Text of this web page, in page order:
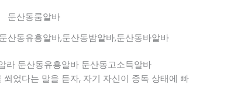
산동유흥알바,둔산동밤알바,둔산동바알바
라 둔산동유흥알바 둔산동고소득알바
었다는 말을 듣자, 자기 자신이 중독 상태에 빠